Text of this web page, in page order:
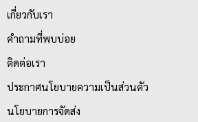
เกี่ยวกับเรา
คำถามที่พบบ่อย
ติดต่อเรา
ประกาศนโยบายความเป็นส่วนตัว
นโยบายการจัดส่ง